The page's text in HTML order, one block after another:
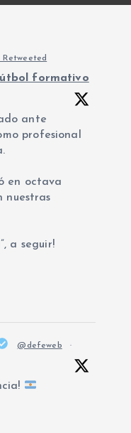
Retweeted
formativo
ante
profesional
en octava
nuestras
a seguir!
@defeweb ·